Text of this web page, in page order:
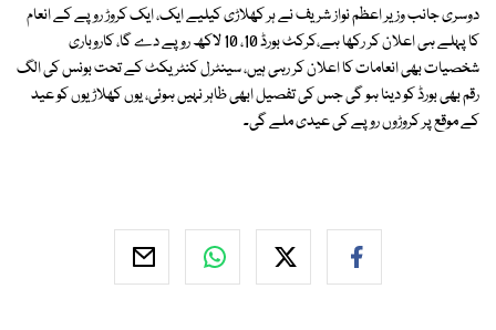
دوسری جانب وزیر اعظم نواز شریف نے ہر کھلاڑی کیلیے ایک، ایک کروڑ روپے کے انعام
کا پہلے ہی اعلان کر رکھا ہے،کرکٹ بورڈ 10، 10 لاکھ روپے دے گا، کاروباری
شخصیات بھی انعامات کا اعلان کر رہی ہیں، سینٹرل کنٹریکٹ کے تحت بونس کی الگ
رقم بھی بورڈ کو دینا ہو گی جس کی تفصیل ابھی ظاہر نہیں ہوئی، یوں کھلاڑیوں کو عید
کے موقع پر کروڑوں روپے کی عیدی ملے گی۔